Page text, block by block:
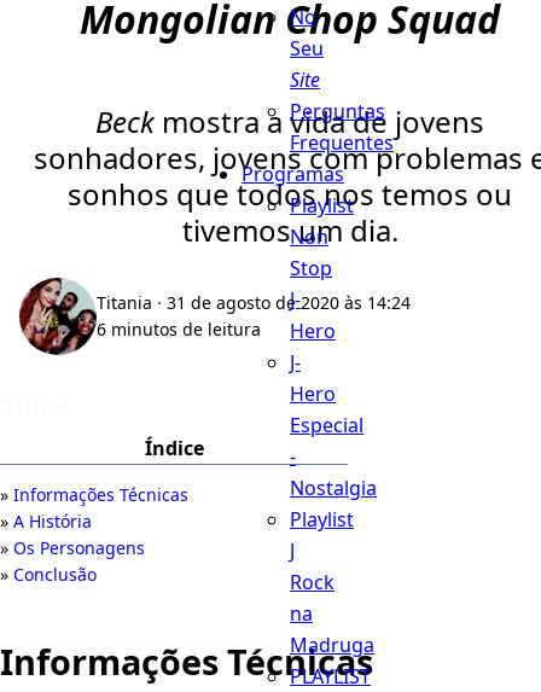
No
Seu
Site
Perguntas
Frequentes
Programas
Playlist
Non
Stop
J-
Hero
J-
Hero
Especial
-
Nostalgia
Playlist
J
Rock
na
Madruga
PLAYLIST
Mongolian Chop Squad
Beckmostra a vida de jovens
sonhadores, jovens com problemas
sonhos que todos nos temos ou
tivemos um dia.
Titania · 31 de agosto de 2020 às 14:24
6 minutos de leitura
Índice
Informações Técnicas
A História
Os Personagens
Conclusão
Informações Técnicas